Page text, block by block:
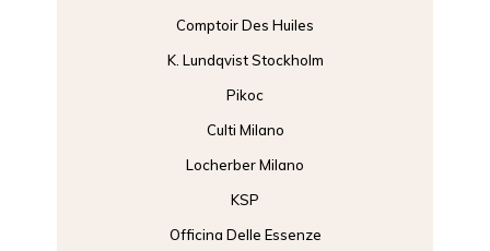
Comptoir Des Huiles
K. Lundqvist Stockholm
Pikoc
Culti Milano
Locherber Milano
KSP
Officina Delle Essenze